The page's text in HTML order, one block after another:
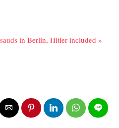
in Berlin, Hitler included »